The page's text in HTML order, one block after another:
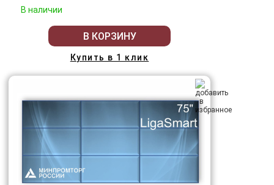
В наличии
В КОРЗИНУ
Купить в 1 клик